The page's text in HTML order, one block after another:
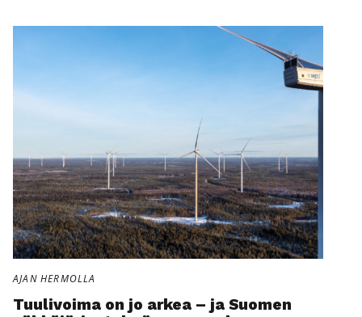
AJAN HERMOLLA
Tuu­li­voi­ma on jo arkea – ja Suo­men